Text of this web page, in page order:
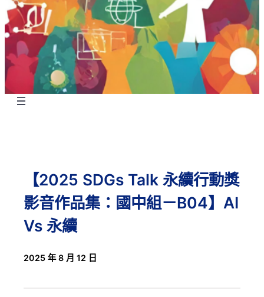
【2025 SDGs Talk 永續行動獎
影音作品集：國中組－B04】AI
Vs 永續
2025 年 8 月 12 日